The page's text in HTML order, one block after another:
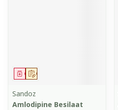
Op voorschrift
Geneesmiddel
Sandoz
Amlodipine Besilaat